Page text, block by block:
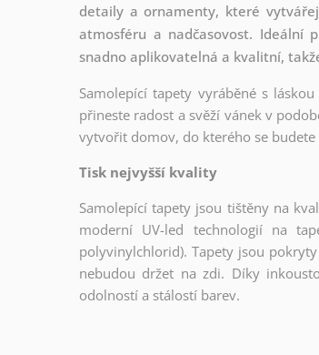
detaily a ornamenty, které
atmosféru a nadčasovost. Ideální
snadno aplikovatelná a kvalitní,
Samolepící tapety vyráběné s
přineste radost a svěží vánek v
vytvořit domov, do kterého se budete
Tisk nejvyšší kvality
Samolepící tapety jsou tištěny na
moderní UV-led technologií na
polyvinylchlorid). Tapety jsou
nebudou držet na zdi. Díky
odolností a stálostí barev.